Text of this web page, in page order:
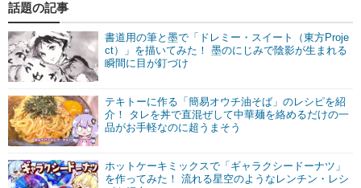
ニコニコQ
話題の記事
書道用の筆と墨で「ドレミー・スイート（東方Proje
ct）」を描いてみた！ 墨のにじみで陰影が生まれる
瞬間に目が釘づけ
テキトーに作る「簡易オウチ油そば」のレシピを紹
介！ タレを丼で直混ぜして中華麺を絡めるだけの一
品がお手軽なのに超うまそう
ホットケーキミックスで「ギャラクシードーナツ」
を作ってみた！ 流れる星空のようなレンチン・レシ